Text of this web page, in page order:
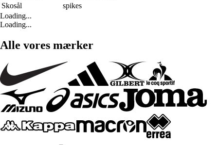
Skosål
spikes
Loading...
Loading...
Alle vores mærker